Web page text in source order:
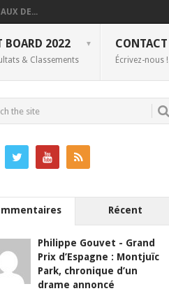
DE...
BOARD 2022
& Classements
CONTACT
Écrivez-nous !
Récent
Philippe Gouvet - Grand
Prix d’Espagne : Montjuïc
Park, chronique d’un
drame annoncé